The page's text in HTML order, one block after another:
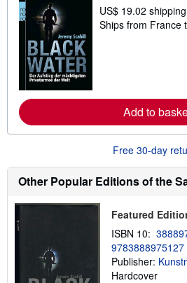
t
a
r
US$ 19.02 shipping
Ships from France
Add to
Free 30-day
Other Popular Editions of the
Featured
ISBN 10:
9783888975127
Publisher:
Hardcover